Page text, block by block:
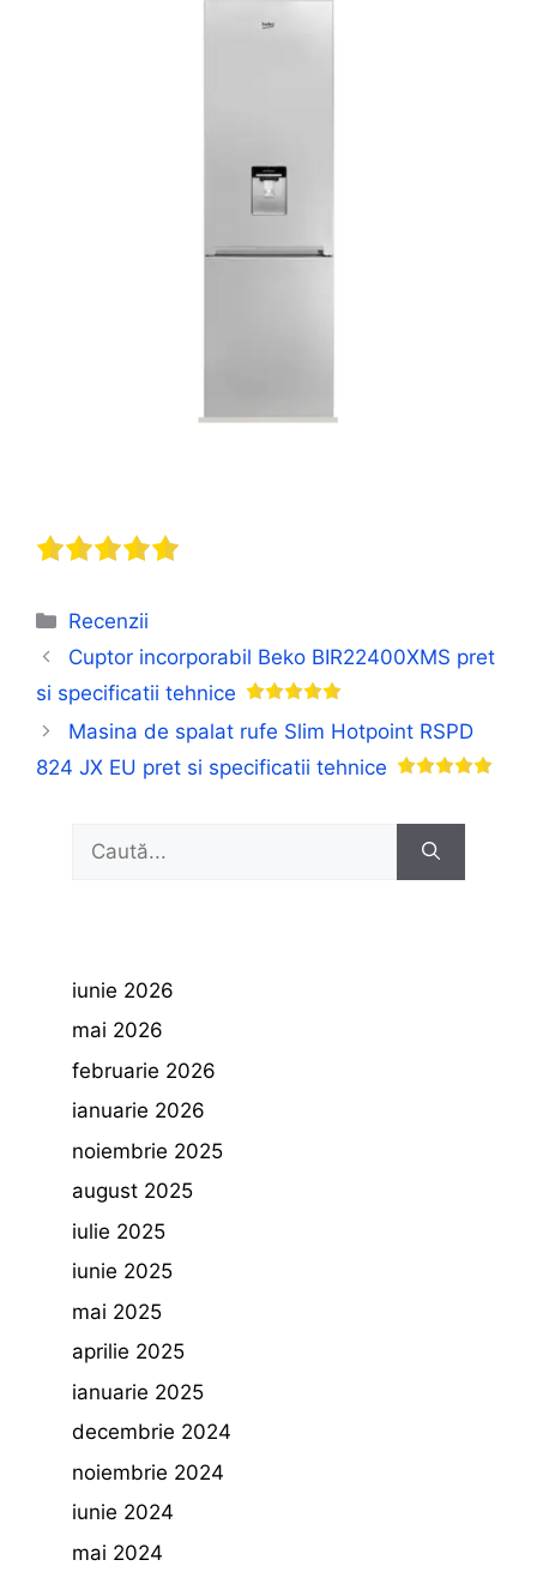
Categorii
Recenzii
Cuptor incorporabil Beko BIR22400XMS pret
si specificatii tehnice
Masina de spalat rufe Slim Hotpoint RSPD
824 JX EU pret si specificatii tehnice
după:
iunie 2026
mai 2026
februarie 2026
ianuarie 2026
noiembrie 2025
august 2025
iulie 2025
iunie 2025
mai 2025
aprilie 2025
ianuarie 2025
decembrie 2024
noiembrie 2024
iunie 2024
mai 2024